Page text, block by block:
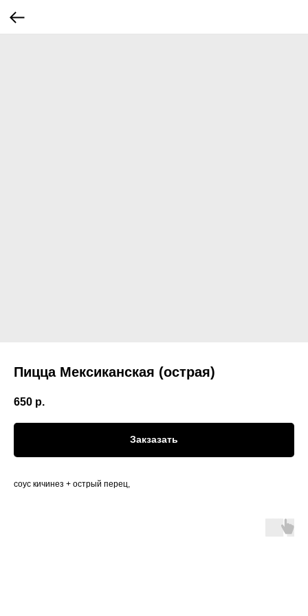
Пицца Мексиканская (острая)
650 р.
Закзазать
соус кичинез + острый перец,